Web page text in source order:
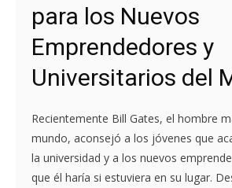
para los Nuevos
Emprendedores y
Universitarios del
Recientemente Bill Gates, el hombre
mundo, aconsejó a los jóvenes que
la universidad y a los nuevos
que él haría si estuviera en su lugar.